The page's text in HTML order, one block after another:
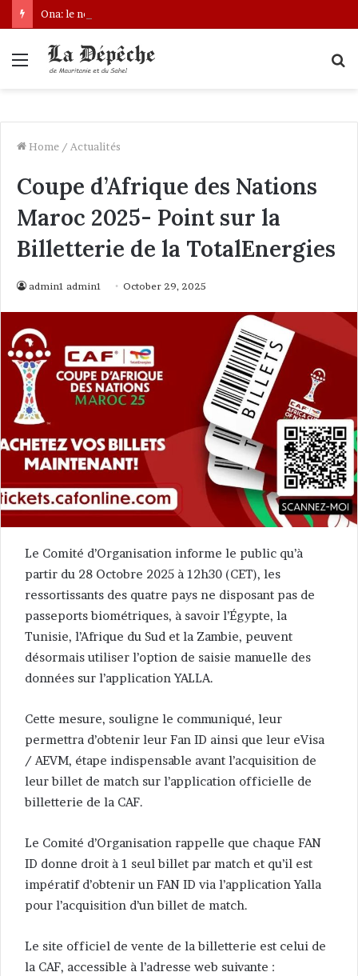
Ona: le nouveau bâtonnier installé
Menu
Home / Actualités
Coupe d’Afrique des Nations
Maroc 2025- Point sur la
Billetterie de la TotalEnergies
admin1 admin1 October 29, 2025
Le Comité d’Organisation informe le public qu’à
partir du 28 Octobre 2025 à 12h30 (CET), les
ressortissants des quatre pays ne disposant pas de
passeports biométriques, à savoir l’Égypte, la
Tunisie, l’Afrique du Sud et la Zambie, peuvent
désormais utiliser l’option de saisie manuelle des
données sur l’application YALLA.
Cette mesure, souligne le communiqué, leur
permettra d’obtenir leur Fan ID ainsi que leur eVisa
/ AEVM, étape indispensable avant l’acquisition de
leur billet de match sur l’application officielle de
billetterie de la CAF.
Le Comité d’Organisation rappelle que chaque FAN
ID donne droit à 1 seul billet par match et qu’il est
impératif d’obtenir un FAN ID via l’application Yalla
pour l’acquisition d’un billet de match.
Le site officiel de vente de la billetterie est celui de
la CAF, accessible à l’adresse web suivante :